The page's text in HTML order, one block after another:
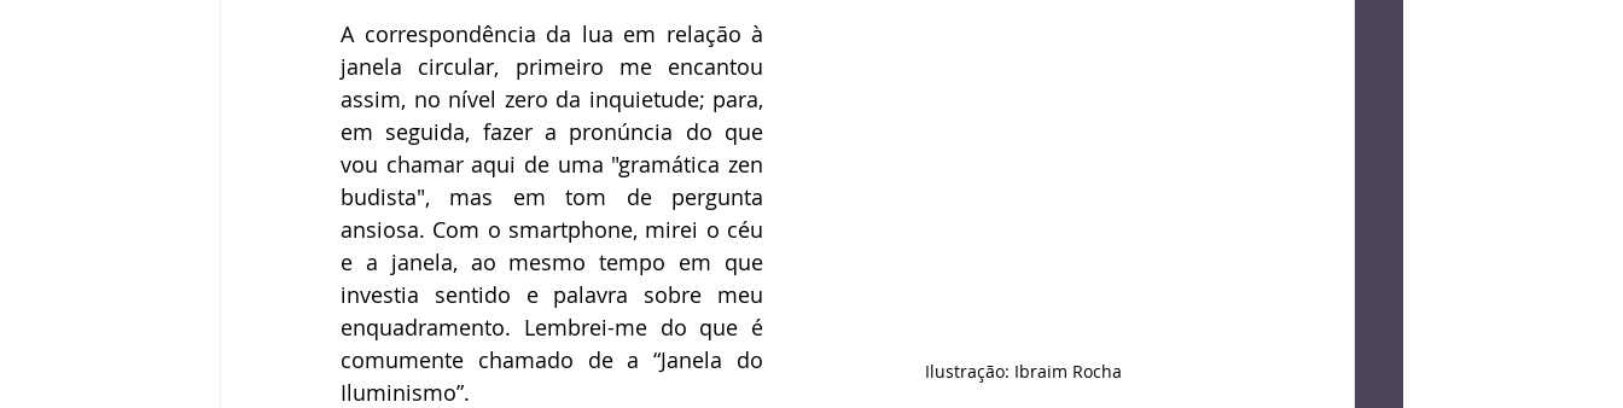
Ilustração: Ibraim Rocha
A correspondência da lua em relação à
janela circular, primeiro me encantou
assim, no nível zero da inquietude; para,
em seguida, fazer a pronúncia do que
vou chamar aqui de uma "gramática zen
budista", mas em tom de pergunta
ansiosa. Com o smartphone, mirei o céu
e a janela, ao mesmo tempo em que
investia sentido e palavra sobre meu
enquadramento. Lembrei-me do que é
comumente chamado de a “Janela do
Iluminismo”.